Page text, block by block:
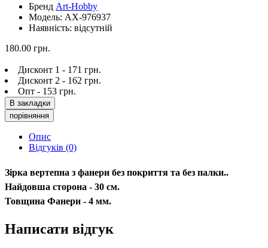
Бренд Art-Hobby
Модель: AX-976937
Наявність: відсутній
180.00 грн.
Дисконт 1 - 171 грн.
Дисконт 2 - 162 грн.
Опт - 153 грн.
В закладки
порівняння
Опис
Відгуків (0)
Зірка вертепна з фанери без покриття та без палки..
Найдовша сторона - 30 см.
Товщина Фанери - 4 мм.
Написати відгук